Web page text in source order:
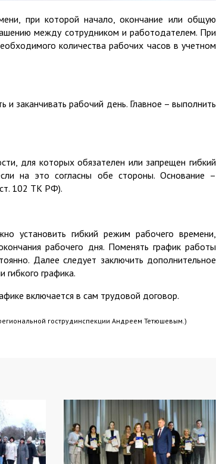
при которой начало, окончание или общую
между сотрудником и работодателем. При
количества рабочих часов в учетном
заканчивать рабочий день. Главное – выполнить
для которых обязателен или запрещен гибкий
на это согласны обе стороны. Основание –
102 ТК РФ).
установить гибкий режим рабочего времени,
рабочего дня. Поменять график работы
Далее следует заключить дополнительное
гибкого графика.
включается в сам трудовой договор.
гострудинспекции Андреем Тетюшевым.)